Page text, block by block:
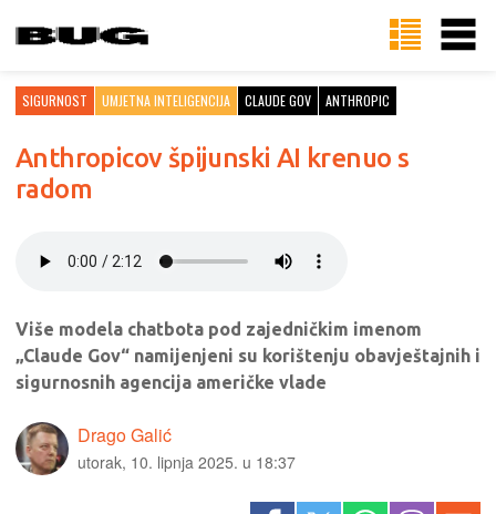
SIGURNOST UMJETNA INTELIGENCIJA CLAUDE GOV ANTHROPIC
Anthropicov špijunski AI krenuo s
radom
Više modela chatbota pod zajedničkim imenom
„Claude Gov“ namijenjeni su korištenju obavještajnih i
sigurnosnih agencija američke vlade
Drago Galić
utorak, 10. lipnja 2025. u 18:37